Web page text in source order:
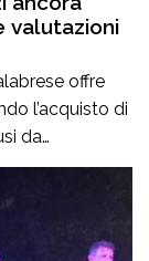
valutazioni
offre
l’acquisto di
da
richiesto
intorno
valori tra i